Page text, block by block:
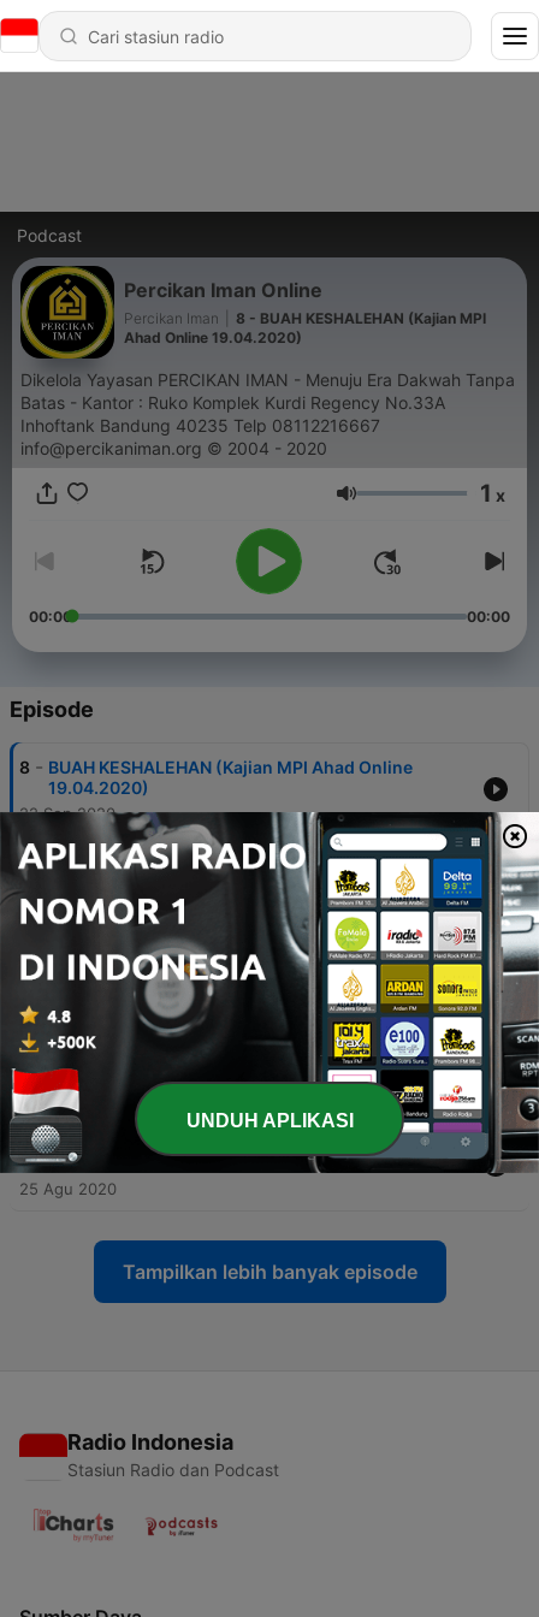
Podcast
Percikan Iman Online
Percikan Iman
8 - BUAH KESHALEHAN (Kajian MPI
Ahad Online 19.04.2020)
Dikelola Yayasan PERCIKAN IMAN - Menuju Era Dakwah Tanpa
Batas - Kantor : Ruko Komplek Kurdi Regency No.33A
Inhoftank Bandung 40235 Telp 08112216667
info@percikaniman.org © 2004 - 2020
Volume 1 x
00:00 00:00
Episode
8 - BUAH KESHALEHAN (Kajian MPI Ahad Online
19.04.2020)
22 Sep 2020
7 - TAHAPAN KESHALEHAN (Kajian MPI Ahad Online
22 Sep 2020
6 - UNSUR KESHALEHAN (Kajian MPI Ahad Online
05.04.2020)
5 - PERILAKU YANG MEMBAWA MUDHARAT - 2 (Kajian
MPI Ahad Online 26.07.2020)
25 Agu 2020
4 - PERILAKU YANG MEMBAWA MUDHARAT (Kajian
MPI Ahad Online 19.07.2020)
25 Agu 2020
Tampilkan lebih banyak episode
Radio Indonesia
Stasiun Radio dan Podcast
UNDUH APLIKASI